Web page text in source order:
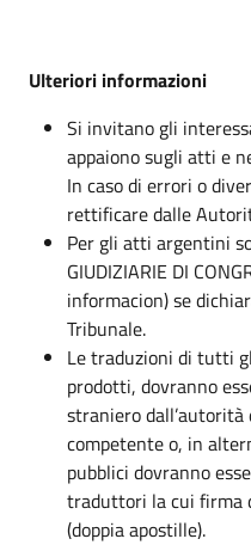
Ulteriori informazioni
Si invitano gli
appaiono sugli atti e
In caso di errori o
rettificare dalle
Per gli atti argentini
GIUDIZIARIE DI
informacion) se
Tribunale.
Le traduzioni di tutti
prodotti, dovranno
straniero
competente o, in
pubblici dovranno
traduttori la cui firma
(doppia apostille).